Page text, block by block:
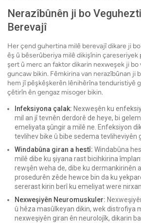
Nerazîbûnên ji bo
Berevajî
Her çend guhertina milê berevajî dikare ji
êş û bêserûberiya milê dikişînin çareseriyek
şert û merc an faktor dikarin nexweşek ji bo
guncaw bikin. Fêmkirina van nerazîbûnan ​​ji
hem jî pêşkêşkerên lênihêrîna tenduristiyê
çêtirîn ên gengaz misoger bikin.
Infeksiyona çalak: Nexweşên ku
mil an jî tevnên derdorê de heye, bi
emeliyata şûngir a milê ne. Enfeksiyon
tevlihev bike û bibe sedema tevliheviyên
Windabûna giran a hestî: Windabûna
milê dibe ku şiyana rast bicihkirina
rewşên weha de, dibe ku dermankirinên
prosedurên zêde hewce bin da ku
sererast kirin berî ku emeliyat were
Nexweşiyên Neuromuskuler:
û hêza masûlkeyan dikin, wek distrofiya
nexweşiyên giran ên neurolojîk, dikarin